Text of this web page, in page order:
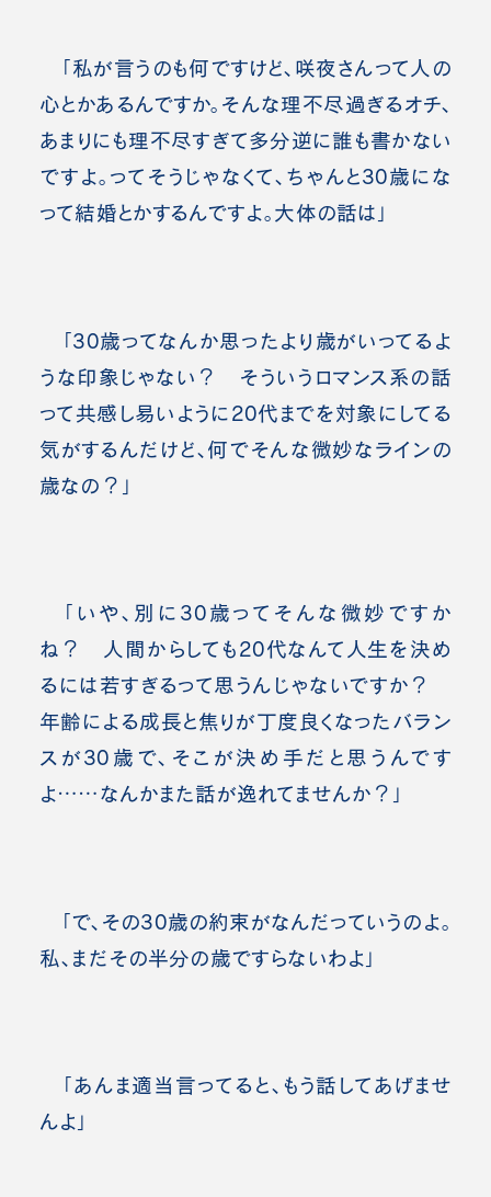
「私が言うのも何ですけど、咲夜さんって人の
心とかあるんですか。そんな理不尽過ぎるオチ、
あまりにも理不尽すぎて多分逆に誰も書かない
ですよ。ってそうじゃなくて、ちゃんと30歳にな
って結婚とかするんですよ。大体の話は」
「30歳ってなんか思ったより歳がいってるよ
うな印象じゃない？ そういうロマンス系の話
って共感し易いように20代までを対象にしてる
気がするんだけど、何でそんな微妙なラインの
歳なの？」
「いや、別に30歳ってそんな微妙ですか
ね？ 人間からしても20代なんて人生を決め
るには若すぎるって思うんじゃないですか？
年齢による成長と焦りが丁度良くなったバラン
スが30歳で、そこが決め手だと思うんです
よ……なんかまた話が逸れてませんか？」
「で、その30歳の約束がなんだっていうのよ。
私、まだその半分の歳ですらないわよ」
「あんま適当言ってると、もう話してあげませ
んよ」